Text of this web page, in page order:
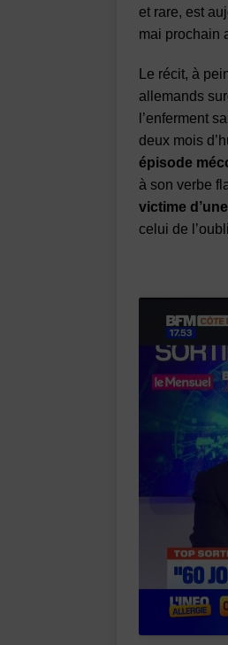
et rare, est
mai prochain
Le récit, à
allemands
l’enferment
deux mois
épisode
à son verbe
victime
celui de